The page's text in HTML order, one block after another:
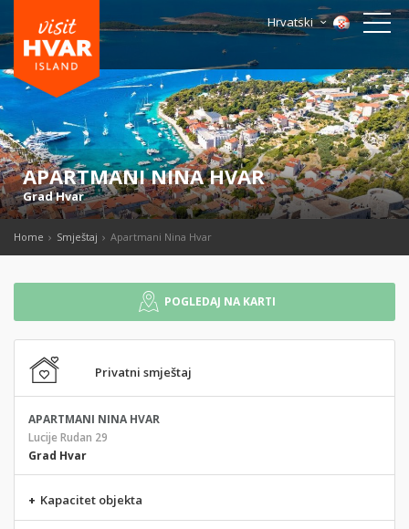
Hrvatski
APARTMANI NINA HVAR
Grad Hvar
Home Smještaj Apartmani Nina Hvar
POGLEDAJ NA KARTI
Privatni smještaj
APARTMANI NINA HVAR
Lucije Rudan 29
Grad Hvar
+ Kapacitet objekta